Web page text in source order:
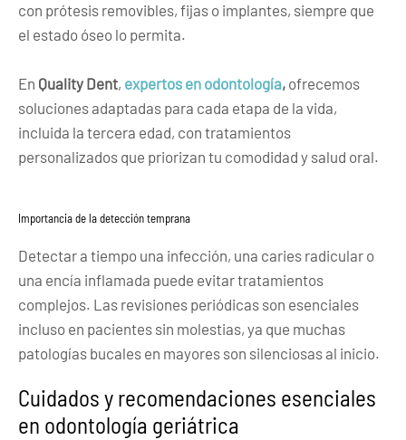
con prótesis removibles, fijas o implantes, siempre que
el estado óseo lo permita.
En Quality Dent, expertos en odontología, ofrecemos
soluciones adaptadas para cada etapa de la vida,
incluida la tercera edad, con tratamientos
personalizados que priorizan tu comodidad y salud oral.
Importancia de la detección temprana
Detectar a tiempo una infección, una caries radicular o
una encía inflamada puede evitar tratamientos
complejos. Las revisiones periódicas son esenciales
incluso en pacientes sin molestias, ya que muchas
patologías bucales en mayores son silenciosas al inicio.
Cuidados y recomendaciones esenciales
en odontología geriátrica